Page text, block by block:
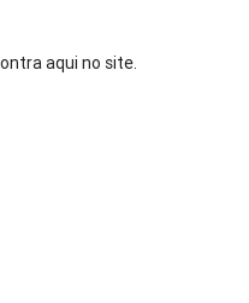
aqui no site.